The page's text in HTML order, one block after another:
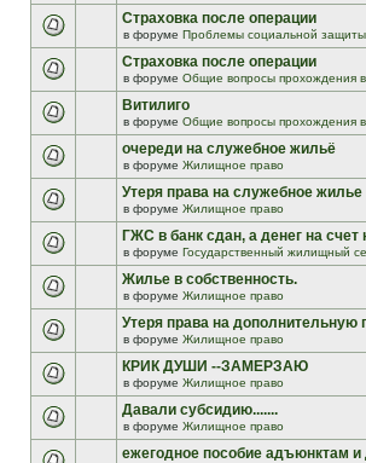
Страховка после операции
в форуме Проблемы социальной защиты
Страховка после операции
в форуме Общие вопросы прохождения
Витилиго
в форуме Общие вопросы прохождения
очереди на служебное жильё
в форуме Жилищное право
Утеря права на служебное жилье
в форуме Жилищное право
ГЖС в банк сдан, а денег на
в форуме Государственный жилищный
Жилье в собственность.
в форуме Жилищное право
Утеря права на дополнительную
в форуме Жилищное право
КРИК ДУШИ --ЗАМЕРЗАЮ
в форуме Жилищное право
Давали субсидию.......
в форуме Жилищное право
ежегодное пособие адъюнктам и